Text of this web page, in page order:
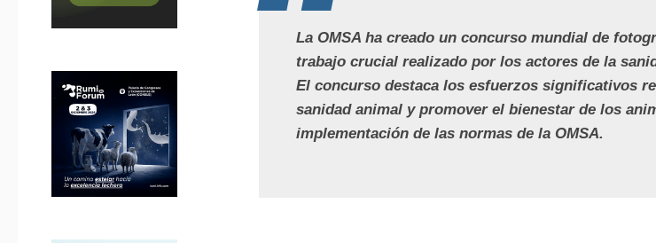
La OMSA ha creado un concurso mundial de
trabajo crucial realizado por los actores de la
El concurso destaca los esfuerzos significativos
sanidad animal y promover el bienestar de los
implementación de las normas de la OMSA.